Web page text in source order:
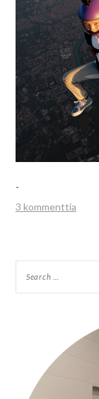
-
3 kommenttia